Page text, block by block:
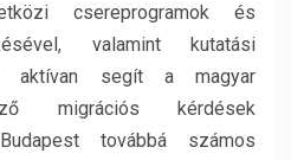
csereprogramok és
valamint kutatási
aktívan segít a magyar
migrációs kérdések
továbbá számos